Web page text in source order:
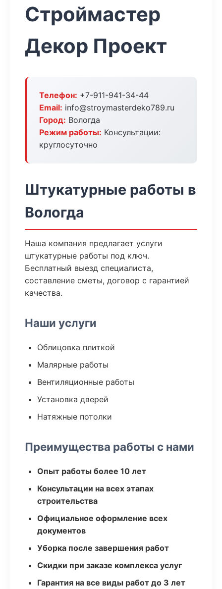
Строймастер
Декор Проект
Телефон: +7-911-941-34-44
Email: info@stroymasterdeko789.ru
Город: Вологда
Режим работы: Консультации:
круглосуточно
Штукатурные работы в
Вологда
Наша компания предлагает услуги
штукатурные работы под ключ.
Бесплатный выезд специалиста,
составление сметы, договор с гарантией
качества.
Наши услуги
Облицовка плиткой
Малярные работы
Вентиляционные работы
Установка дверей
Натяжные потолки
Преимущества работы с нами
Опыт работы более 10 лет
Консультации на всех этапах
строительства
Официальное оформление всех
документов
Уборка после завершения работ
Скидки при заказе комплекса услуг
Гарантия на все виды работ до 3 лет